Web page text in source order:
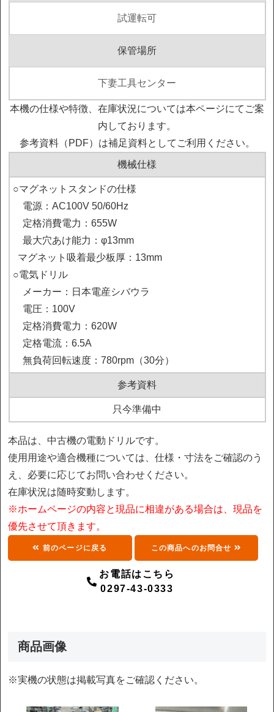
試運転可
保管場所
下妻工具センター
本機の仕様や特徴、在庫状況については本ページにてご案
内しております。
参考資料（PDF）は補足資料としてご利用ください。
機械仕様
○マグネットスタンドの仕様
電源：AC100V 50/60Hz
定格消費電力：655W
最大穴あけ能力：φ13mm
○電気ドリル
メーカー：日本電産シバウラ
電圧：100V
定格消費電力：620W
定格電流：6.5A
無負荷回転速度：780rpm（30分）
参考資料
只今準備中
本品は、中古機の電動ドリルです。
使用用途や適合機種については、仕様・寸法をご確認のう
え、必要に応じてお問い合わせください。
在庫状況は随時変動します。
※ホームページの内容と現品に相違がある場合は、現品を
優先させて頂きます。
前のページに戻る この商品へのお問合せ
お電話はこちら
0297-43-0333
商品画像
※実機の状態は掲載写真をご確認ください。